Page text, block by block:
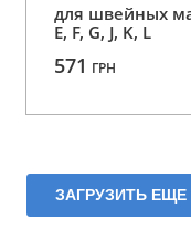
для швейных
E, F, G, J, K, L
571 ГРН
ЗАГРУЗИТЬ ЕЩЕ